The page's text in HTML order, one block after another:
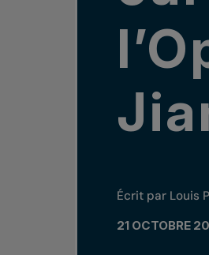
Écrit par Louis
21 OCTOBRE